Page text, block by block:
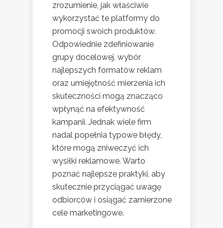
zrozumienie, jak właściwie
wykorzystać te platformy do
promocji swoich produktów.
Odpowiednie zdefiniowanie
grupy docelowej, wybór
najlepszych formatów reklam
oraz umiejętność mierzenia ich
skuteczności mogą znacząco
wpłynąć na efektywność
kampanii. Jednak wiele firm
nadal popełnia typowe błędy,
które mogą zniweczyć ich
wysiłki reklamowe. Warto
poznać najlepsze praktyki, aby
skutecznie przyciągać uwagę
odbiorców i osiągać zamierzone
cele marketingowe.